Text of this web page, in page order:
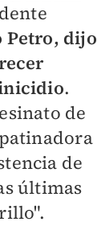
Petro, dijo
.
de
de
últimas